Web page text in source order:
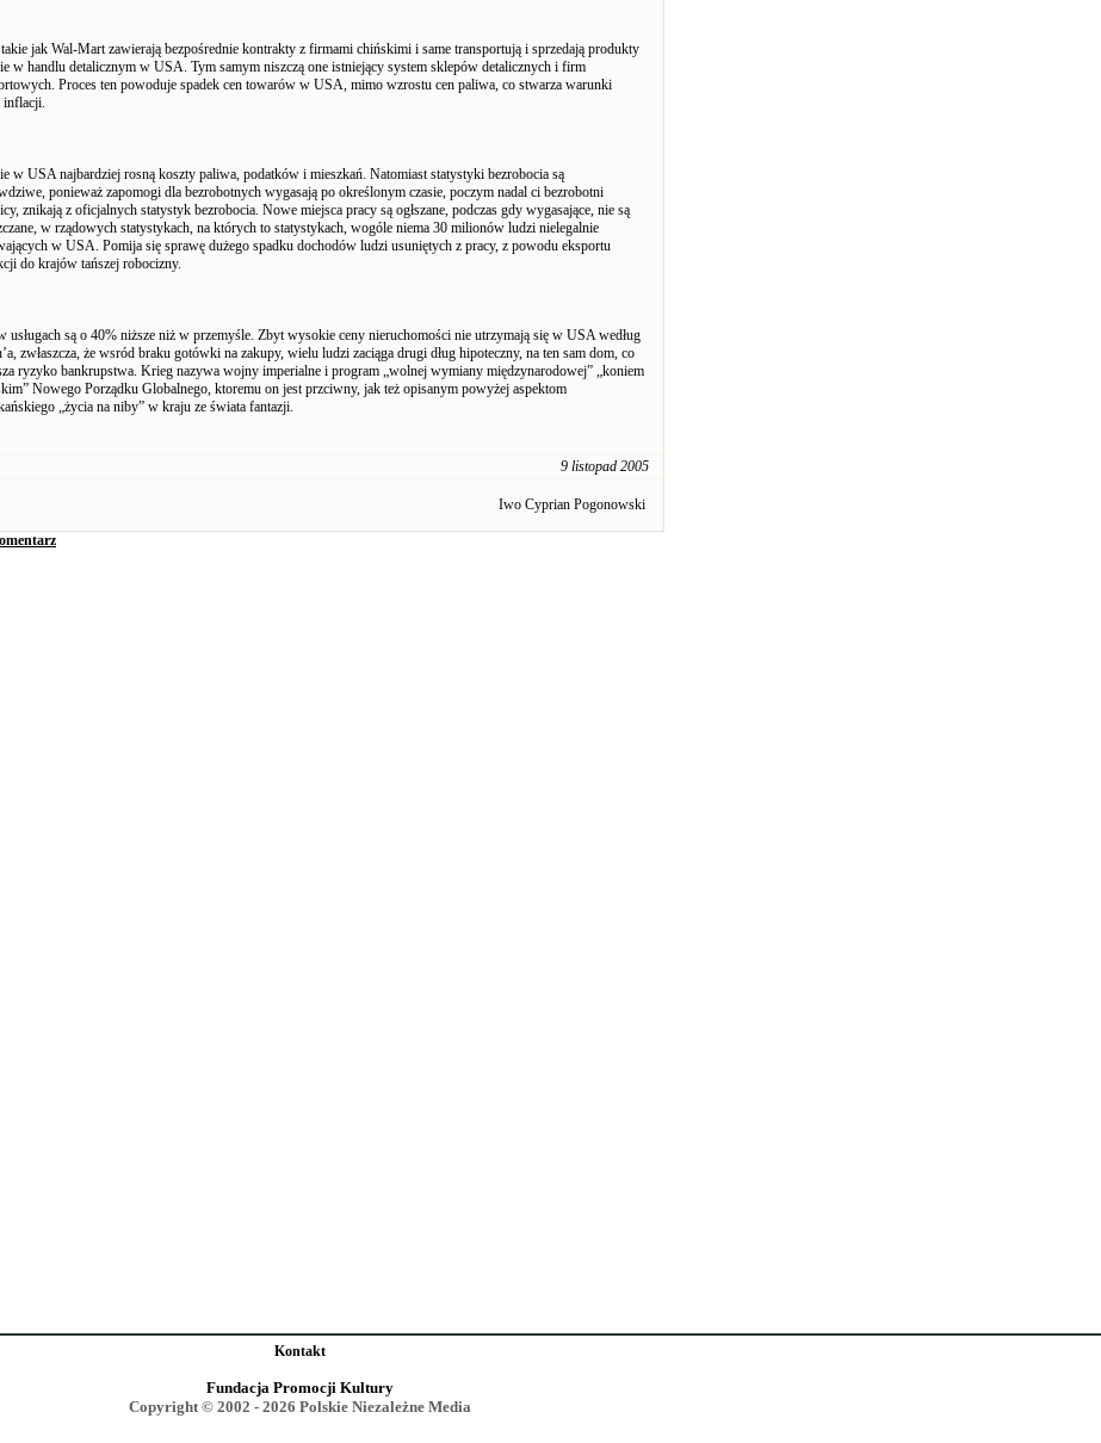
jak Wal-Mart zawierają bezpośrednie kontrakty z firmami chińskimi i same transportują i sprzedają produkty
w handlu detalicznym w USA. Tym samym niszczą one istniejący system sklepów detalicznych i firm
Proces ten powoduje spadek cen towarów w USA, mimo wzrostu cen paliwa, co stwarza warunki
inflacji.
w USA najbardziej rosną koszty paliwa, podatków i mieszkań. Natomiast statystyki bezrobocia są
ponieważ zapomogi dla bezrobotnych wygasają po określonym czasie, poczym nadal ci bezrobotni
znikają z oficjalnych statystyk bezrobocia. Nowe miejsca pracy są ogłszane, podczas gdy wygasające, nie są
w rządowych statystykach, na których to statystykach, wogóle niema 30 milionów ludzi nielegalnie
w USA. Pomija się sprawę dużego spadku dochodów ludzi usuniętych z pracy, z powodu eksportu
do krajów tańszej robocizny.
usługach są o 40% niższe niż w przemyśle. Zbyt wysokie ceny nieruchomości nie utrzymają się w USA według
zwłaszcza, że wsród braku gotówki na zakupy, wielu ludzi zaciąga drugi dług hipoteczny, na ten sam dom, co
ryzyko bankrupstwa. Krieg nazywa wojny imperialne i program „wolnej wymiany międzynarodowej” „koniem
Nowego Porządku Globalnego, ktoremu on jest przciwny, jak też opisanym powyżej aspektom
„życia na niby” w kraju ze świata fantazji.
9 listopad 2005
Iwo Cyprian Pogonowski
Kontakt
Fundacja Promocji Kultury
Copyright © 2002 - 2026 Polskie Niezależne Media